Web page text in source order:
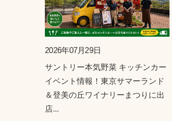
2026年07月29日
サントリー本気野菜 キッチンカー
イベント情報！東京サマーランド
＆登美の丘ワイナリーまつりに出
店...